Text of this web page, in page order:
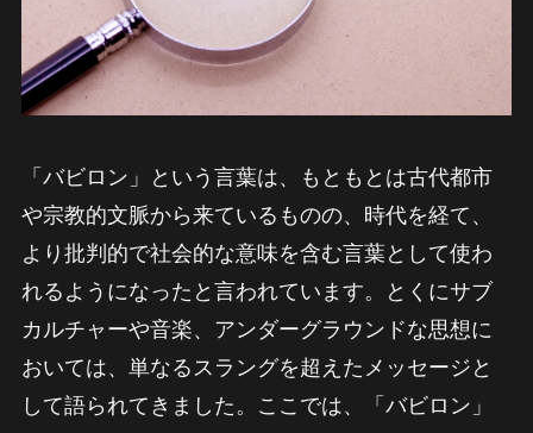
「バビロン」という言葉は、もともとは古代都市
や宗教的文脈から来ているものの、時代を経て、
より批判的で社会的な意味を含む言葉として使わ
れるようになったと言われています。とくにサブ
カルチャーや音楽、アンダーグラウンドな思想に
おいては、単なるスラングを超えたメッセージと
して語られてきました。ここでは、「バビロン」